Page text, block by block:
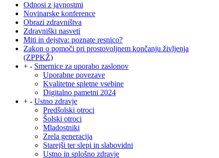
Odnosi z javnostmi
Novinarske konference
Obrazi zdravništva
Zdravniški nasveti
Miti in dejstva: poznate resnico?
Zakon o pomoči pri prostovoljnem končanju življenja
(ZPPKŽ)
+ - Smernice za uporabo zaslonov
Uporabne povezave
Kvalitetne spletne vsebine
Digitalno pametni 2024
+ - Ustno zdravje
Predšolski otroci
Šolski otroci
Mladostniki
Zrela generacija
Starejši ter slepi in slabovidni
Ustno in splošno zdravje